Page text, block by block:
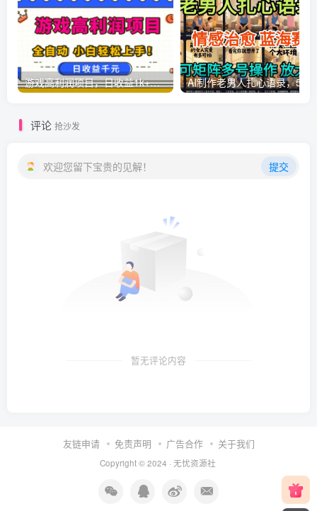
游戏高利润项目，日收益1k+，全自动，无需值守，解放双手，小白轻松上手【揭秘】
评论 抢沙发
欢迎您留下宝贵的见解！ 提交
暂无评论内容
友链申请 免责声明 广告合作 关于我们
Copyright © 2024 · 无忧资源社